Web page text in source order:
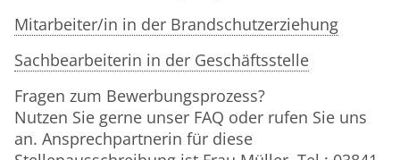
Mitarbeiter/in in der Brandschutzerziehung
Sachbearbeiterin in der Geschäftsstelle
Fragen zum Bewerbungsprozess?
Nutzen Sie gerne unser FAQ oder rufen Sie uns
an. Ansprechpartnerin für diese